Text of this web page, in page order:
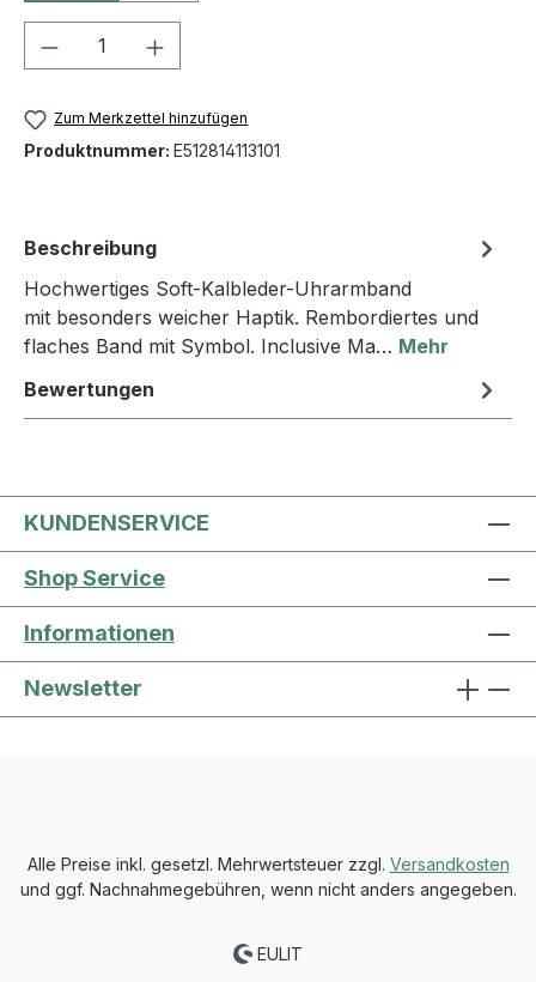
Produkt Anzahl: Gib den
Zum Merkzettel hinzufügen
Produktnummer: E512814113101
Beschreibung
Hochwertiges Soft-Kalbleder-Uhrarmband
mit besonders weicher Haptik. Rembordiertes und
flaches Band mit Symbol. Inclusive Ma… Mehr
Bewertungen
KUNDENSERVICE
Shop Service
Informationen
Newsletter
Alle Preise inkl. gesetzl. Mehrwertsteuer zzgl. Versandkosten
und ggf. Nachnahmegebühren, wenn nicht anders angegeben.
EULIT